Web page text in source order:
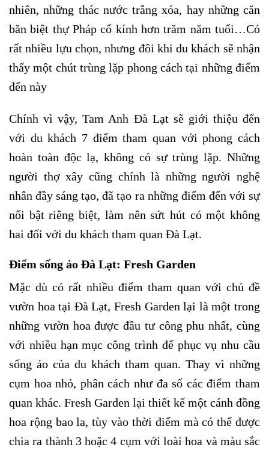
nhiên, những thác nước trắng xóa, hay những căn
băn biệt thự Pháp cổ kính hơn trăm năm tuổi…Có
rất nhiều lựu chọn, nhưng đôi khi du khách sẽ nhận
thấy một chút trùng lặp phong cách tại những điểm
đến này
Chính vì vậy, Tam Anh Đà Lạt sẽ giới thiệu đến
với du khách 7 điểm tham quan với phong cách
hoàn toàn độc lạ, không có sự trùng lặp. Những
người thợ xây cũng chính là những người nghệ
nhân đầy sáng tạo, đã tạo ra những điểm đến với sự
nổi bật riêng biệt, làm nên sứt hút có một không
hai đối với du khách tham quan Đà Lạt.
Điểm sống ảo Đà Lạt: Fresh Garden
Mặc dù có rất nhiều điểm tham quan với chủ đề
vườn hoa tại Đà Lạt, Fresh Garden lại là một trong
những vườn hoa được đầu tư công phu nhất, cùng
với nhiều hạn mục công trình để phục vụ nhu cầu
sống ảo của du khách tham quan. Thay vì những
cụm hoa nhỏ, phân cách như đa số các điểm tham
quan khác. Fresh Garden lại thiết kế một cánh đồng
hoa rộng bao la, tùy vào thời điểm mà có thể được
chia ra thành 3 hoặc 4 cụm với loài hoa và màu sắc